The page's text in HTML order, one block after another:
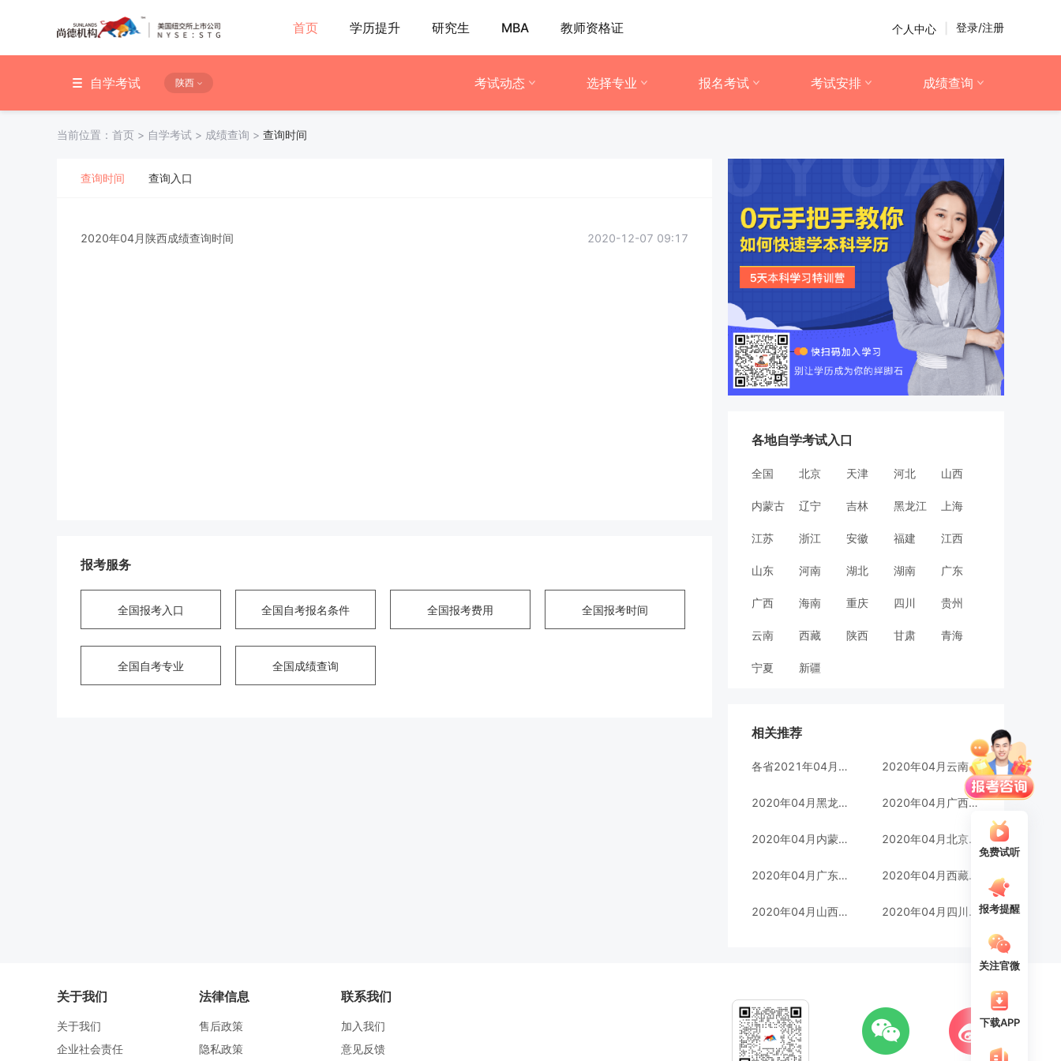
首页 学历提升 研究生 MBA 教师资格证 个人中心 登录/注册
自学考试 陕西 考试动态 选择专业 报名考试 考试安排 成绩查询
当前位置： 首页 > 自学考试 > 成绩查询 > 查询时间
查询时间 查询入口
2020年04月陕西成绩查询时间 2020-12-07 09:17
报考服务
全国报考入口 全国自考报名条件 全国报考费用 全国报考时间
全国自考专业 全国成绩查询
各地自学考试入口
全国 北京 天津 河北 山西
内蒙古 辽宁 吉林 黑龙江 上海
江苏 浙江 安徽 福建 江西
山东 河南 湖北 湖南 广东
广西 海南 重庆 四川 贵州
云南 西藏 陕西 甘肃 青海
宁夏 新疆
相关推荐
各省2021年04月自考成绩查询汇总 2020年04月云南成绩查询时间
2020年04月黑龙江成绩查询时间 2020年04月广西成绩查询时间
2020年04月内蒙古成绩查询时间 2020年04月北京成绩查询时间
2020年04月广东成绩查询时间 2020年04月西藏成绩查询时间
2020年04月山西成绩查询时间 2020年04月四川成绩查询时间
关于我们
关于我们
企业社会责任
法律信息
售后政策
隐私政策
联系我们
加入我们
意见反馈
免费试听
报考提醒
关注官微
下载APP